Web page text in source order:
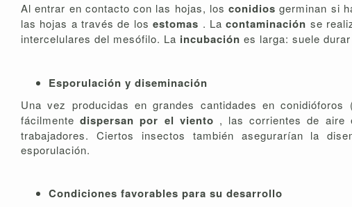
Al entrar en contacto con las hojas, losconidiosgerminan si
las hojas a través de losestomas . Lacontaminación se
intercelulares del mesófilo. La incubación es larga: suele
Esporulación y diseminación
Una vez producidas en grandes cantidades en
fácilmentedispersan por el viento , las corrientes de aire
trabajadores. Ciertos insectos también asegurarían la
esporulación.
Condiciones favorables para su desarrollo